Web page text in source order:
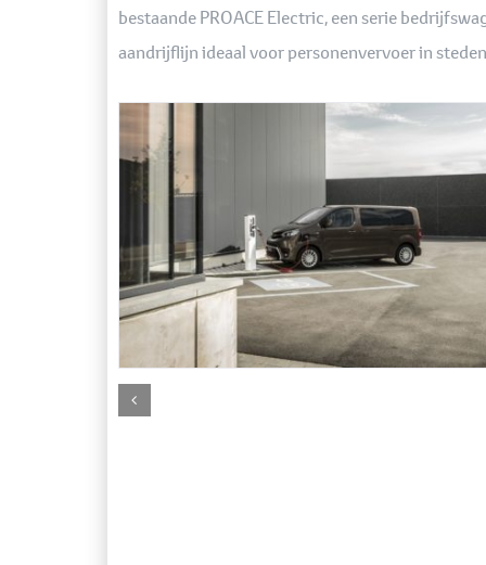
bestaande PROACE Electric, een serie
aandrijflijn ideaal voor personenvervoer in